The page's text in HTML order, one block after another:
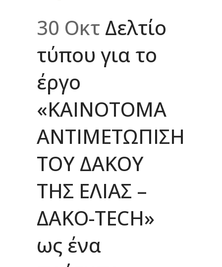
30 Οκτ Δελτίο
τύπου για το
έργο
«ΚΑΙΝΟΤΟΜΑ
ΑΝΤΙΜΕΤΩΠΙΣΗ
ΤΟΥ ΔΑΚΟΥ
ΤΗΣ ΕΛΙΑΣ –
ΔAΚΟ-TECH»
ως ένα